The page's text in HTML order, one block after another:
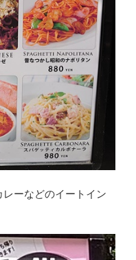
ーなどのイートイン